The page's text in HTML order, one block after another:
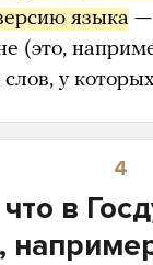
языка —
(это,
у
4
в